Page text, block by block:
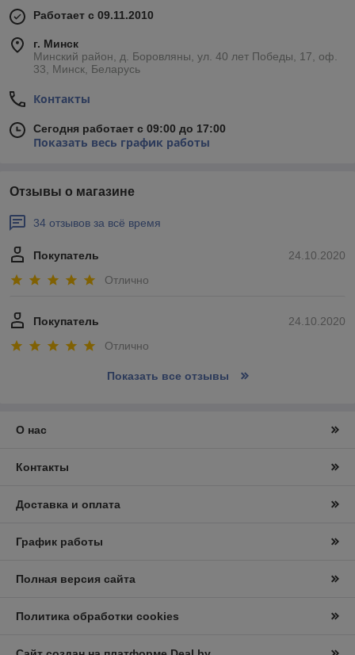
Работает с 09.11.2010
г. Минск
Минский район, д. Боровляны, ул. 40 лет Победы, 17, оф.
33, Минск, Беларусь
Контакты
Сегодня работает с 09:00 до 17:00
Показать весь график работы
Отзывы о магазине
34 отзывов за всё время
24.10.2020
Покупатель
Отлично
24.10.2020
Покупатель
Отлично
Показать все отзывы
О нас
Контакты
Доставка и оплата
График работы
Полная версия сайта
Политика обработки cookies